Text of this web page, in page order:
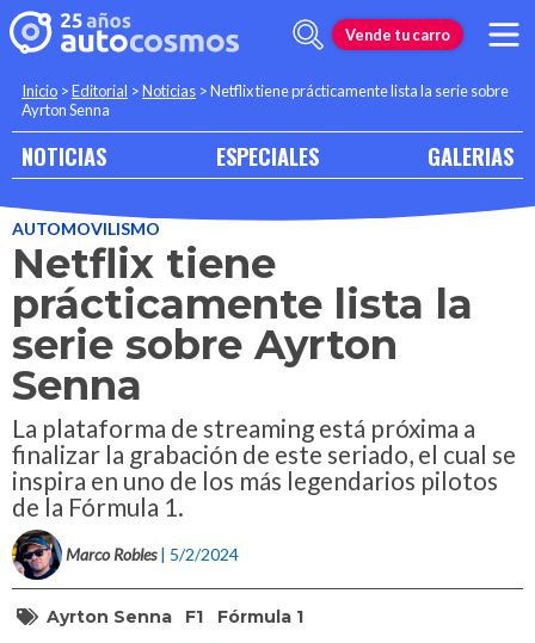
Vende tu carro
Inicio >Editorial >Noticias >Netflix tiene prácticamente lista la serie sobre
Ayrton Senna
NOTICIAS ESPECIALES GALERIAS
AUTOMOVILISMO
Netflix tiene
prácticamente lista la
serie sobre Ayrton
Senna
La plataforma de streaming está próxima a
finalizar la grabación de este seriado, el cual se
inspira en uno de los más legendarios pilotos
de la Fórmula 1.
Marco Robles | 5/2/2024
Ayrton Senna F1 Fórmula 1